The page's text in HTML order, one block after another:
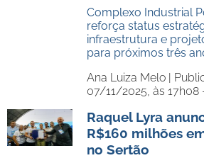
Complexo Industrial
reforça status
infraestrutura e
para próximos três
Ana Luiza Melo |
07/11/2025, às 17h08
Raquel Lyra
R$160 milhões
no Sertão